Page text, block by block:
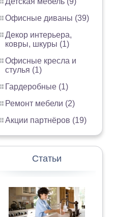
Офисные диваны (39)
Декор интерьера,
ковры, шкуры (1)
Офисные кресла и
стулья (1)
Гардеробные (1)
Ремонт мебели (2)
Акции партнёров (19)
Статьи